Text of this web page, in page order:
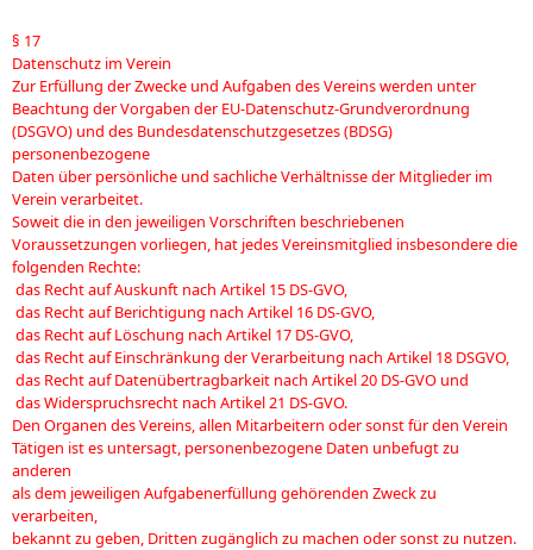
§ 17
Datenschutz im Verein
Zur Erfüllung der Zwecke und Aufgaben des Vereins werden unter
Beachtung der Vorgaben der EU-Datenschutz-Grundverordnung
(DSGVO) und des Bundesdatenschutzgesetzes (BDSG)
personenbezogene
Daten über persönliche und sachliche Verhältnisse der Mitglieder im
Verein verarbeitet.
Soweit die in den jeweiligen Vorschriften beschriebenen
Voraussetzungen vorliegen, hat jedes Vereinsmitglied insbesondere die
folgenden Rechte:
 das Recht auf Auskunft nach Artikel 15 DS-GVO,
 das Recht auf Berichtigung nach Artikel 16 DS-GVO,
 das Recht auf Löschung nach Artikel 17 DS-GVO,
 das Recht auf Einschränkung der Verarbeitung nach Artikel 18 DSGVO,
 das Recht auf Datenübertragbarkeit nach Artikel 20 DS-GVO und
 das Widerspruchsrecht nach Artikel 21 DS-GVO.
Den Organen des Vereins, allen Mitarbeitern oder sonst für den Verein
Tätigen ist es untersagt, personenbezogene Daten unbefugt zu
anderen
als dem jeweiligen Aufgabenerfüllung gehörenden Zweck zu
verarbeiten,
bekannt zu geben, Dritten zugänglich zu machen oder sonst zu nutzen.